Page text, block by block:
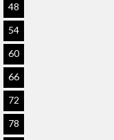
48
54
60
66
72
78